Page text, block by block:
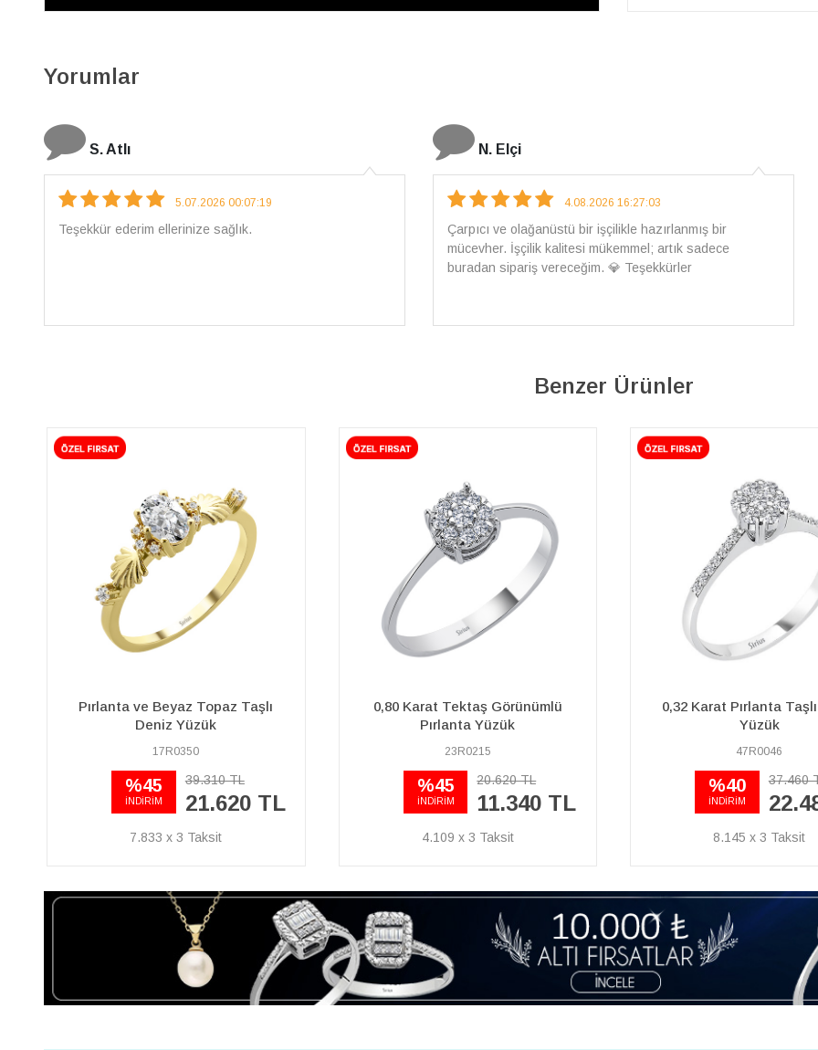
Yorumlar
N. Elçi
4.08.2026 16:27:03
Çarpıcı ve olağanüstü bir işçilikle hazırlanmış bir
İ. Bozkurt
31.07.2026 12:46:04
Harika tam istediğim gibi geldi kargom ayrıca ilgili
arkadaşlara da teşekkür ederim çok ilgilendiler güvenle
alışveriş yapabilirsiniz ben artık tek Sirius tan ne lazımsa
Benzer Ürünler
0,80 Karat Tektaş Görünümlü
Pırlanta Yüzük
23R0215
%45
İNDİRİM
20.620 TL
11.340 TL
4.109 x 3
0,32 Karat Pırlanta Taşlı Iberia
Yüzük
47R0046
%40
İNDİRİM
37.460 TL
22.480 TL
8.145 x 3
G Renk Toplam 0,61 Karat
Tektaş Yüzük
07R0120
142.930 TL
92.900 TL
33.660 x 3